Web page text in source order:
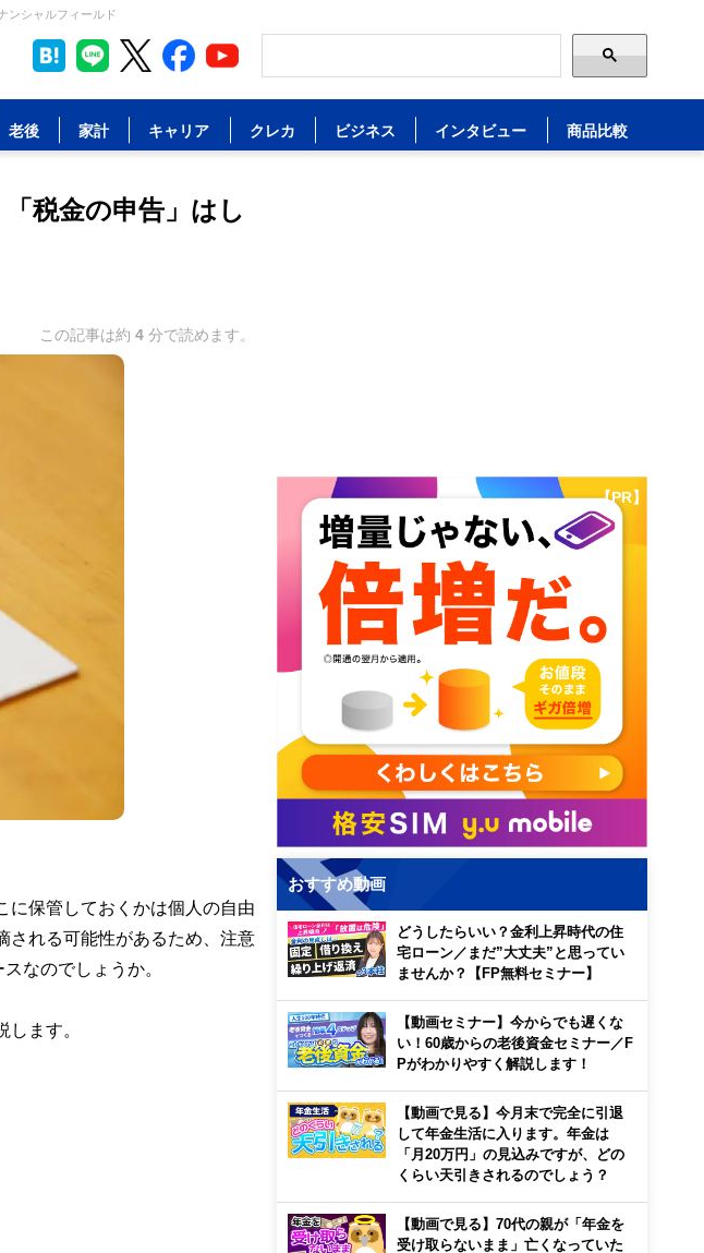
ンシャルフィールド
老後 家計 キャリア クレカ ビジネス インタビュー 商品比較
税金の申告」はし
この記事は約 4 分で読めます。
に保管しておくかは個人の自由
される可能性があるため、注意
なのでしょうか。
ます。
【PR】
おすすめ動画
どうしたらいい？金利上昇時代の住
宅ローン／まだ”大丈夫”と思ってい
ませんか？【FP無料セミナー】
【動画セミナー】今からでも遅くな
い！60歳からの老後資金セミナー／F
Pがわかりやすく解説します！
【動画で見る】今月末で完全に引退
して年金生活に入ります。年金は
「月20万円」の見込みですが、どの
くらい天引きされるのでしょう？
【動画で見る】70代の親が「年金を
受け取らないまま」亡くなっていた